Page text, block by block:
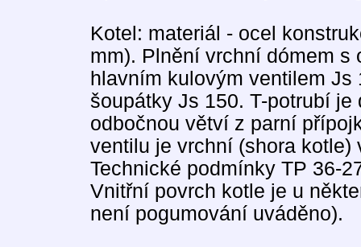
Kotel: materiál - ocel
mm). Plnění vrchní dómem
hlavním kulovým ventilem
šoupátky Js 150. T-potrubí
odbočnou větví z parní
ventilu je vrchní (shora kotle)
Technické podmínky TP 36-
Vnitřní povrch kotle je u
není pogumování uváděno).